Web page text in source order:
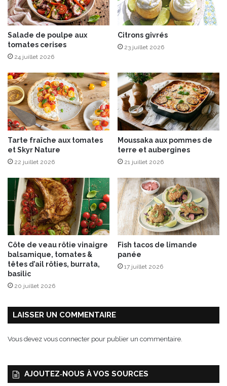
s
e
t
r
h
u
a
r
b
e
Salade de poulpe aux
tomates cerises
24 juillet 2026
Citrons givrés
23 juillet 2026
Tarte fraîche aux tomates
et Skyr Nature
22 juillet 2026
Moussaka aux pommes de
terre et aubergines
21 juillet 2026
Côte de veau rôtie vinaigre
balsamique, tomates &
têtes d’ail rôties, burrata,
basilic
20 juillet 2026
Fish tacos de limande
panée
17 juillet 2026
LAISSER UN COMMENTAIRE
Vous devez vous connecter pour publier un commentaire.
AJOUTEZ‑NOUS À VOS SOURCES